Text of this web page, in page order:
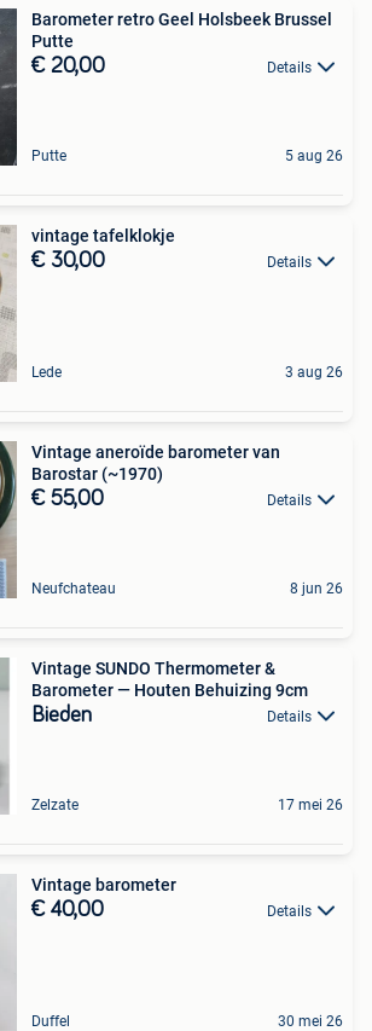
Barometer retro Geel Holsbeek Brussel
Putte
€ 20,00 Details
Putte 5 aug 26
vintage tafelklokje
€ 30,00 Details
Lede 3 aug 26
Vintage aneroïde barometer van
Barostar (~1970)
€ 55,00 Details
Neufchateau 8 jun 26
Vintage SUNDO Thermometer &
Barometer — Houten Behuizing 9cm
Bieden Details
Zelzate 17 mei 26
Vintage barometer
€ 40,00 Details
Duffel 30 mei 26